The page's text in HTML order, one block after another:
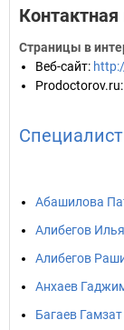
Страницы в
Веб-сайт:
Prodoctorov.ru:
Абашилова
Алибегов
Алибегов
Анхаев
Багаев